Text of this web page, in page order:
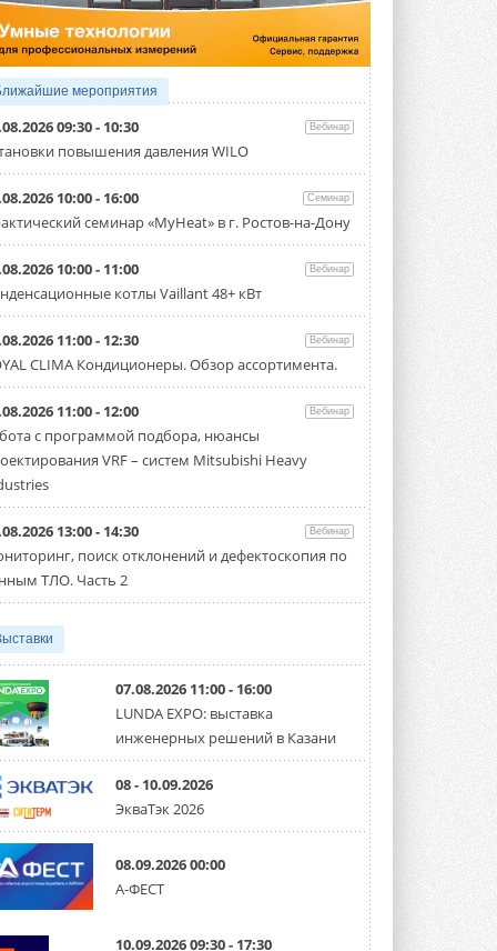
«РУСКЛИМАТ Fest 2026» в Уфе
собрал свыше 700 профи
климатической отрасли
Организатором выступил торгово-
производственный холдинг ...
3 АВГУСТА 2026
«Датарк» испытал модульный
ЦОД с плотностью 54 кВт на
стойку
Испытания прошли на собственной
производственной площадке и были ...
3 АВГУСТА 2026
Samsung выпускает VRF-
систему DVM на R32
Линейка включает семь типоразмеров
производительностью от 22,4 до 56 кВт.
Суммарная длина трубопроводов ...
3 АВГУСТА 2026
«СиСофт Девелопмент» подвел
итоги конкурса студенческих
проектов «ТИМ-лидеры 2026»
Новый сезон конкурса «ТИМ-лидеры»
«Русклимат» укрепляет
партнёрство за Уралом
Президент Омского землячества в
Омск с трёхдневным рабочим визитом ...
Carrier модернизирует
флагманский чиллер AquaEdge
19XR
работающую на хладагенте R1234ze ...
31 ИЮЛЯ 2026
Mitsubishi расширяет
направление систем
охлаждения для ЦОД
Mitsubishi Electric создаёт в США новую
компанию MEHITS US Inc. ...
31 ИЮЛЯ 2026
США запретили использование
мероприятия
09:30 - 10:30 Вебинар
повышения давления WILO
10:00 - 16:00 Семинар
семинар «MyHeat» в г. Ростов-на-Дону
10:00 - 11:00 Вебинар
котлы Vaillant 48+ кВт
11:00 - 12:30 Вебинар
CLIMA Кондиционеры. Обзор ассортимента.
11:00 - 12:00 Вебинар
с программой подбора, нюансы
VRF – систем Mitsubishi Heavy
13:00 - 14:30 Вебинар
поиск отклонений и дефектоскопия по
ТЛО. Часть 2
07.08.2026 11:00 - 16:00
LUNDA EXPO: выставка
инженерных решений в Казани
08 - 10.09.2026
ЭкваТэк 2026
08.09.2026 00:00
А-ФЕСТ
10.09.2026 09:30 - 17:30